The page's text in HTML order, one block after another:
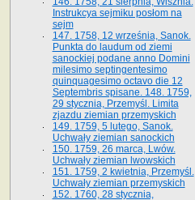
Instrukcya sejmiku posłom na
sejm
147. 1758, 12 września, Sanok.
Punkta do laudum od ziemi
sanockiej podane anno Domini
milesimo septingentesimo
quinquagesimo octavo die 12
Septembris spisane. 148. 1759,
29 stycznia, Przemyśl. Limita
zjazdu ziemian przemyskich
149. 1759, 5 lutego, Sanok.
Uchwały ziemian sanockich
150. 1759, 26 marca, Lwów.
Uchwały ziemian lwowskich
151. 1759, 2 kwietnia, Przemyśl.
Uchwały ziemian przemyskich
152. 1760, 28 stycznia,